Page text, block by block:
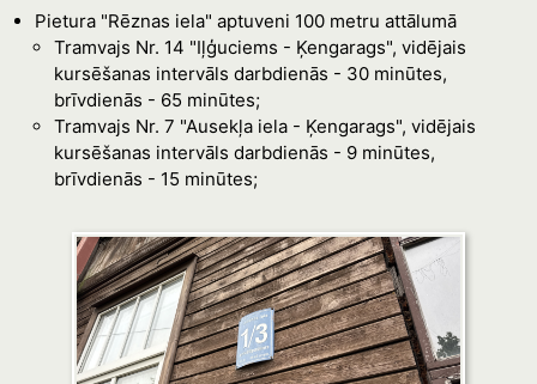
Pietura "Rēznas iela" aptuveni 100 metru attālumā
Tramvajs Nr. 14 "Iļģuciems - Ķengarags", vidējais
kursēšanas intervāls darbdienās - 30 minūtes,
brīvdienās - 65 minūtes;
Tramvajs Nr. 7 "Ausekļa iela - Ķengarags", vidējais
kursēšanas intervāls darbdienās - 9 minūtes,
brīvdienās - 15 minūtes;